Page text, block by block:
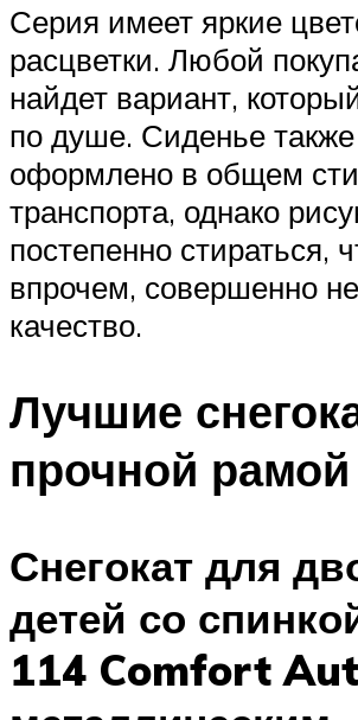
Серия имеет яркие
расцветки. Любой
найдет вариант,
по душе. Сиденье также
оформлено в общем
транспорта, однако
постепенно стираться,
впрочем, совершенно
качество.
Лучшие
прочной рамой
Снегокат для
детей со
114 Comfort